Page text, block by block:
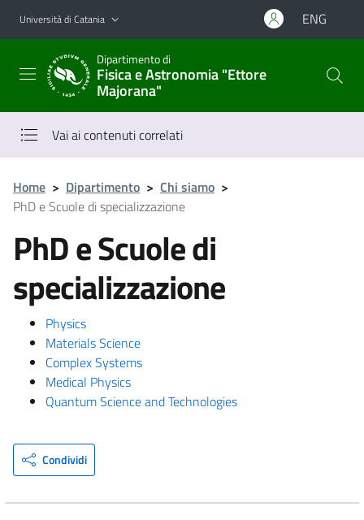
Vai al contenuto principale
Vai al menu di navigazione
Università di Catania ENG
Dipartimento di
Fisica e Astronomia "Ettore
Majorana"
Vai ai contenuti correlati
Home > Dipartimento > Chi siamo >
PhD e Scuole di specializzazione
PhD e Scuole di
specializzazione
Physics
Materials Science
Complex Systems
Medical Physics
Quantum Science and Technologies
Condividi